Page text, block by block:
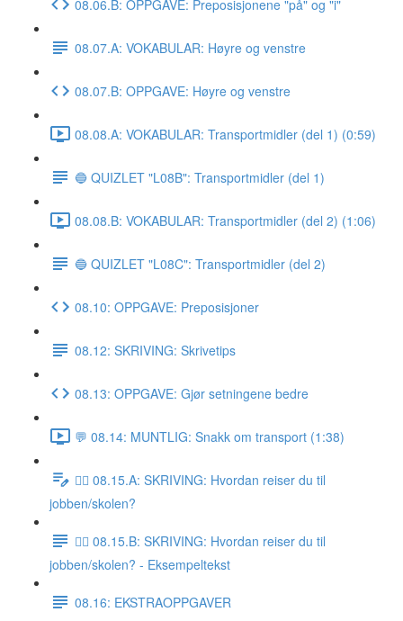
08.06.B: OPPGAVE: Preposisjonene "på" og "i"
08.07.A: VOKABULAR: Høyre og venstre
08.07.B: OPPGAVE: Høyre og venstre
08.08.A: VOKABULAR: Transportmidler (del 1) (0:59)
🔵 QUIZLET "L08B": Transportmidler (del 1)
08.08.B: VOKABULAR: Transportmidler (del 2) (1:06)
🔵 QUIZLET "L08C": Transportmidler (del 2)
08.10: OPPGAVE: Preposisjoner
08.12: SKRIVING: Skrivetips
08.13: OPPGAVE: Gjør setningene bedre
💬 08.14: MUNTLIG: Snakk om transport (1:38)
✍🏼 08.15.A: SKRIVING: Hvordan reiser du til
jobben/skolen?
✍🏼 08.15.B: SKRIVING: Hvordan reiser du til
jobben/skolen? - Eksempeltekst
08.16: EKSTRAOPPGAVER